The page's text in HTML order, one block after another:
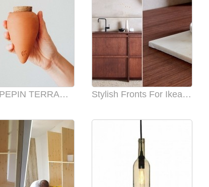
OLLA PEPIN TERRACOTTA Stylish Fronts For Ikea Cabinets | Custom Fronts